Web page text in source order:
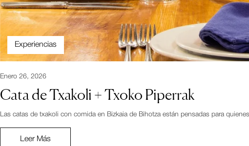
Experiencias
Enero 26, 2026
Cata de Txakoli + Txoko Piperrak
Las catas de txakoli con comida en Bizkaia de Bihotza están pensadas para
Leer Más